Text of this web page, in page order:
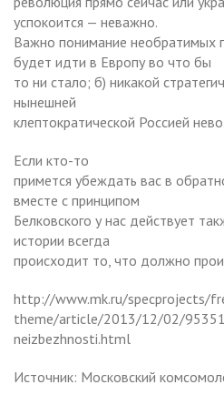
успокоится — неважно.
Важно понимание необратимых
будет идти в Европу во что бы
то ни стало; б) никакой
нынешней
клептократической Россией
Если кто-то
примется убеждать вас в
вместе с принципом
Белковского у нас действует
истории всегда
происходит то, что должно
http://www.mk.ru/specprojects/
theme/article/2013/12/02/
neizbezhnosti.html
Источник: Московский